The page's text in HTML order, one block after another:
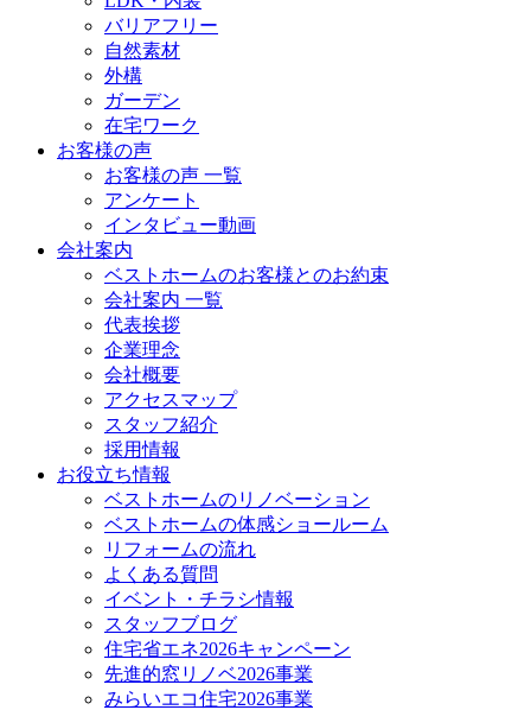
バリアフリー
自然素材
外構
ガーデン
在宅ワーク
お客様の声
お客様の声 一覧
アンケート
インタビュー動画
会社案内
ベストホームのお客様とのお約束
会社案内 一覧
代表挨拶
企業理念
会社概要
アクセスマップ
スタッフ紹介
採用情報
お役立ち情報
ベストホームのリノベーション
ベストホームの体感ショールーム
リフォームの流れ
よくある質問
イベント・チラシ情報
スタッフブログ
住宅省エネ2026キャンペーン
先進的窓リノベ2026事業
みらいエコ住宅2026事業